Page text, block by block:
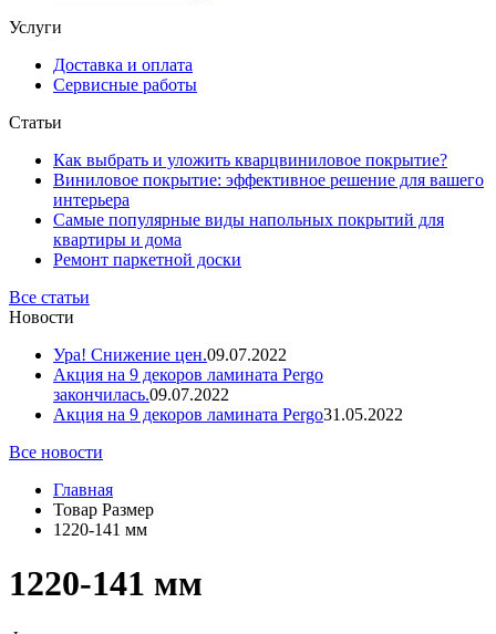
Услуги
Доставка и оплата
Сервисные работы
Статьи
Как выбрать и уложить кварцвиниловое покрытие?
Виниловое покрытие: эффективное решение для вашего
интерьера
Самые популярные виды напольных покрытий для
квартиры и дома
Ремонт паркетной доски
Все статьи
Новости
Ура! Снижение цен.09.07.2022
Акция на 9 декоров ламината Pergo
закончилась.09.07.2022
Акция на 9 декоров ламината Pergo31.05.2022
Все новости
Главная
Товар Размер
1220-141 мм
1220-141 мм